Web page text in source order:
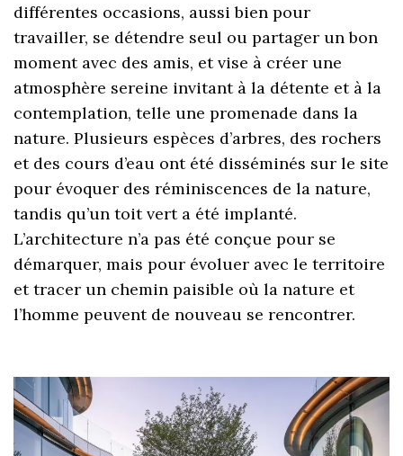
différentes occasions, aussi bien pour
travailler, se détendre seul ou partager un bon
moment avec des amis, et vise à créer une
atmosphère sereine invitant à la détente et à la
contemplation, telle une promenade dans la
nature. Plusieurs espèces d’arbres, des rochers
et des cours d’eau ont été disséminés sur le site
pour évoquer des réminiscences de la nature,
tandis qu’un toit vert a été implanté.
L’architecture n’a pas été conçue pour se
démarquer, mais pour évoluer avec le territoire
et tracer un chemin paisible où la nature et
l’homme peuvent de nouveau se rencontrer.